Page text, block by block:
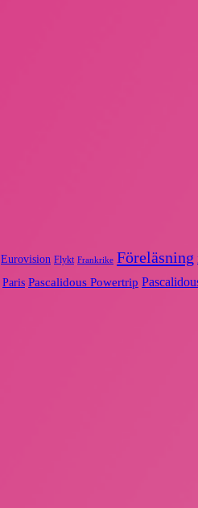
Eurovision Flykt Frankrike Föreläsning
Paris Pascalidous Powertrip